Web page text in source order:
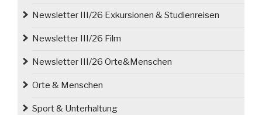
Newsletter III/26 Exkursionen & Studienreisen
Newsletter III/26 Film
Newsletter III/26 Orte&Menschen
Orte & Menschen
Sport & Unterhaltung